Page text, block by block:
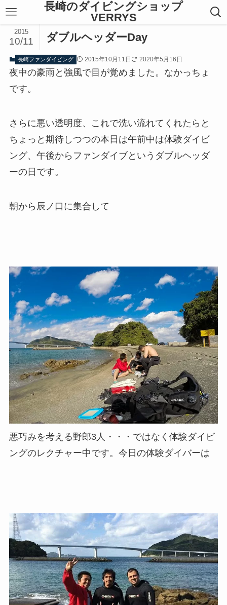
長崎のダイビングショップ
VERRYS
ダブルヘッダーDay
2015
10/11
長崎ファンダイビング 2015年10月11日 2020年5月16日
夜中の豪雨と強風で目が覚めました。なかっちょ
です。
さらに悪い透明度、これで洗い流れてくれたらと
ちょっと期待しつつの本日は午前中は体験ダイビ
ング、午後からファンダイブというダブルヘッダ
ーの日です。
朝から辰ノ口に集合して
悪巧みを考える野郎3人・・・ではなく体験ダイビ
ングのレクチャー中です。今日の体験ダイバーは